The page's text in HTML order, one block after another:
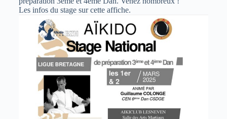
Les infos du stage sur cette affiche.